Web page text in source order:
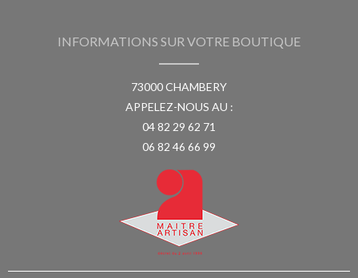
INFORMATIONS SUR VOTRE BOUTIQUE
73000 CHAMBERY
APPELEZ-NOUS AU :
04 82 29 62 71
06 82 46 66 99